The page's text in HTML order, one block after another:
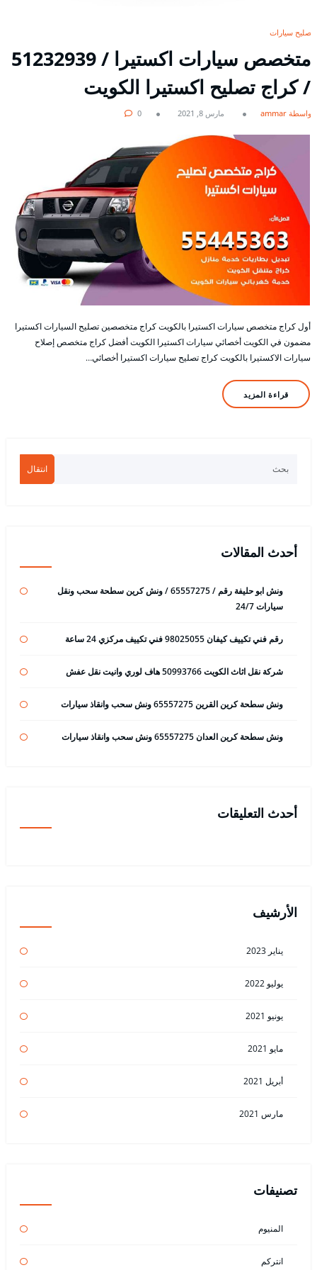
تصليح سيارات
/ كراج تصليح اكستيرا الكويت
بواسطة ammar مارس 8, 2021 0
أول كراج متخصص سيارات اكستيرا بالكويت كراج متخصصين تصليح السيارات اكستيرا
مضمون في الكويت أخصائي سيارات اكستيرا الكويت أفضل كراج متخصص إصلاح
سيارات الاكستيرا بالكويت كراج تصليح سيارات اكستيرا أخصائي…
قراءة المزيد
انتقال
أحدث المقالات
ونش ابو حليفة رقم / 65557275 / ونش كرين سطحة سحب ونقل
سيارات 24/7
رقم فني تكييف كيفان 98025055 فني تكييف مركزي 24 ساعة
شركة نقل اثاث الكويت 50993766 هاف لوري وانيت نقل عفش
ونش سطحة كرين القرين 65557275 ونش سحب وانقاذ سيارات
ونش سطحة كرين العدان 65557275 ونش سحب وانقاذ سيارات
أحدث التعليقات
الأرشيف
يناير 2023
يوليو 2022
يونيو 2021
مايو 2021
أبريل 2021
مارس 2021
تصنيفات
المنيوم
انتركم